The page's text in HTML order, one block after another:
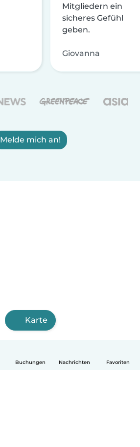
Buchungen Nachrichten Favoriten
Mitgliedern ein
sicheres Gefühl
geben.
Giovanna
Melde mich an!
Karte